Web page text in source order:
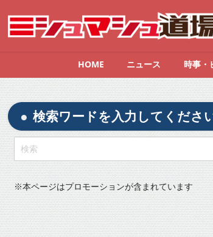
HOME ニュース 時事・
検索ワードを入力してくださ
※本ページはプロモーションが含まれています